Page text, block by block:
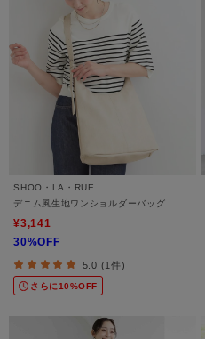
SHOO・LA・RUE
デニム風生地ワンショルダーバッグ
¥3,141
30%OFF
5.0 (1件)
さらに10%OFF